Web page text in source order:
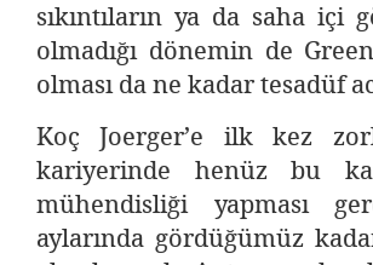
sıkıntıların ya da saha
olmadığı dönemin de
olması da ne kadar tesadüf
Koç Joerger’e ilk kez
kariyerinde henüz bu
mühendisliği yapması
aylarında gördüğümüz